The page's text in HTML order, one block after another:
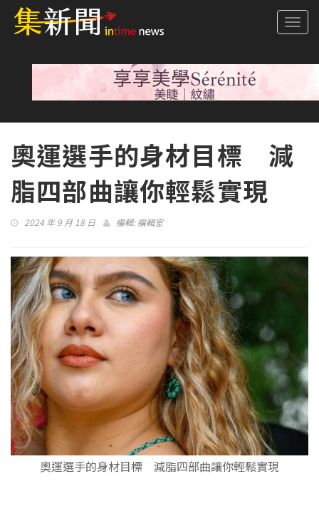
奧運選手的身材目標 減
脂四部曲讓你輕鬆實現
2024 年 9 月 18 日 編輯:編輯室
奧運選手的身材目標 減脂四部曲讓你輕鬆實現